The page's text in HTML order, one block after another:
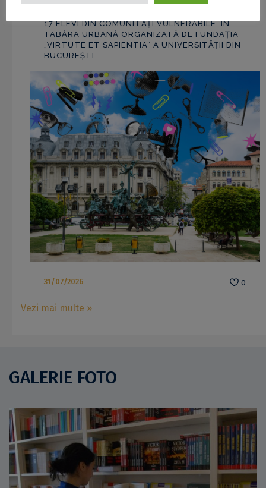
17 ELEVI DIN COMUNITĂȚI VULNERABILE, ÎN
TABĂRA URBANĂ ORGANIZATĂ DE FUNDAȚIA
„VIRTUTE ET SAPIENTIA” A UNIVERSITĂȚII DIN
BUCUREȘTI
31/07/2026 0
Vezi mai multe »
GALERIE FOTO